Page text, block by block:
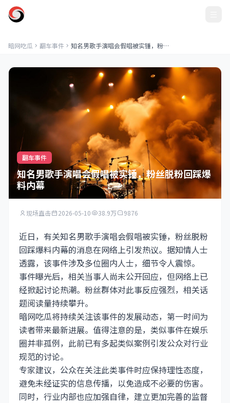
暗网吃瓜 翻车事件 知名男歌手演唱会假唱被实锤，粉丝脱粉回踩爆料内幕
翻车事件
知名男歌手演唱会假唱被实锤，粉丝脱粉回踩爆
料内幕
现场直击 2026-05-10 38.9万 9876
近日，有关知名男歌手演唱会假唱被实锤，粉丝脱粉
回踩爆料内幕的消息在网络上引发热议。据知情人士
透露，该事件涉及多位圈内人士，细节令人震惊。
事件曝光后，相关当事人尚未公开回应，但网络上已
经掀起讨论热潮。粉丝群体对此事反应强烈，相关话
题阅读量持续攀升。
暗网吃瓜将持续关注该事件的发展动态，第一时间为
读者带来最新进展。值得注意的是，类似事件在娱乐
圈并非孤例，此前已有多起类似案例引发公众对行业
规范的讨论。
专家建议，公众在关注此类事件时应保持理性态度，
避免未经证实的信息传播，以免造成不必要的伤害。
同时，行业内部也应加强自律，建立更加完善的监督